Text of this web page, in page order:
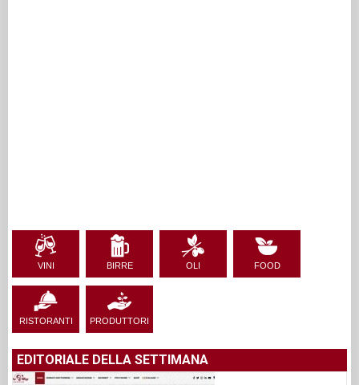
VINI BIRRE OLI FOOD
RISTORANTI PRODUTTORI
EDITORIALE DELLA SETTIMANA